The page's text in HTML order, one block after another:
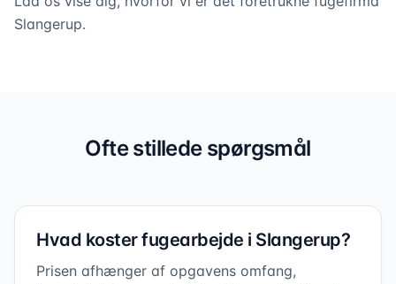
Slangerup.
facaderOfte stillede spørgsmål
Hvad koster fugearbejde i Slangerup?
Prisen afhænger af opgavens omfang,